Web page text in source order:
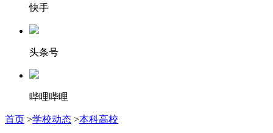
快手
头条号
哔哩哔哩
首页 >学校动态 >本科高校